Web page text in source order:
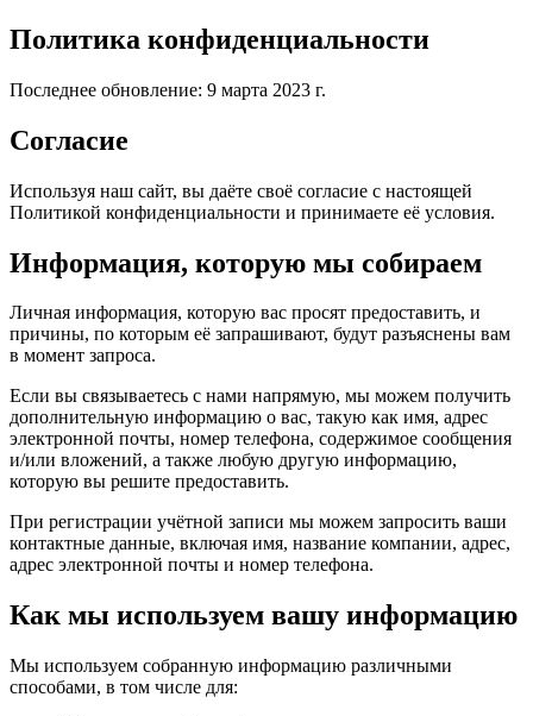
Политика конфиденциальности
Последнее обновление: 9 марта 2023 г.
Согласие
Используя наш сайт, вы даёте своё согласие с настоящей
Политикой конфиденциальности и принимаете её условия.
Информация, которую мы собираем
Личная информация, которую вас просят предоставить, и
причины, по которым её запрашивают, будут разъяснены вам
в момент запроса.
Если вы связываетесь с нами напрямую, мы можем получить
дополнительную информацию о вас, такую как имя, адрес
электронной почты, номер телефона, содержимое сообщения
и/или вложений, а также любую другую информацию,
которую вы решите предоставить.
При регистрации учётной записи мы можем запросить ваши
контактные данные, включая имя, название компании, адрес,
адрес электронной почты и номер телефона.
Как мы используем вашу информацию
Мы используем собранную информацию различными
способами, в том числе для: